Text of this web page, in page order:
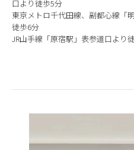
口より徒歩5分
東京メトロ千代田線、副都心線「
徒歩6分
JR山手線「原宿駅」表参道口より